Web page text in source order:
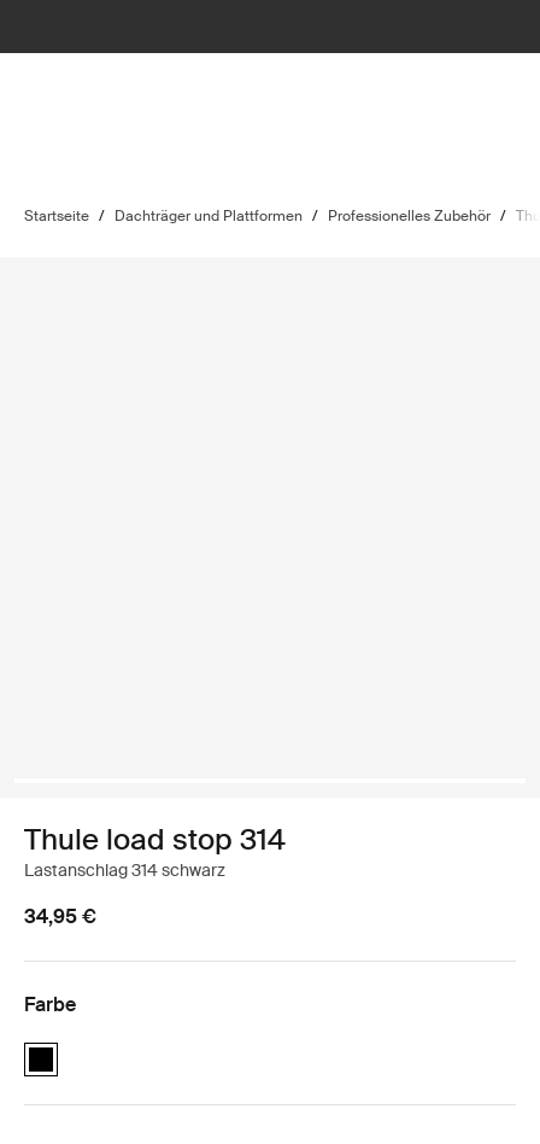
Startseite / Dachträger und Plattformen / Professionelles Zubehör /
Thule load stop 314
Lastanschlag 314 schwarz
34,95 €
Farbe
Thule load stop 314 Schwarz (selected)